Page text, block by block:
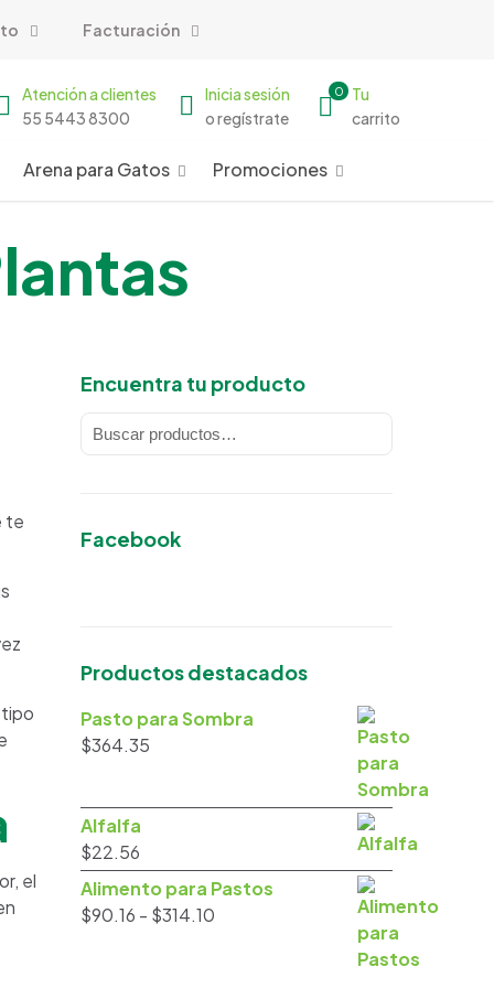
Facturación
Atención a clientes
55 5443 8300
Inicia sesión
o regístrate
0
Tu
carrito
Arena para Gatos Promociones
te
el
Encuentra tu producto
Facebook
Productos destacados
Pasto para Sombra
$364.35
Alfalfa
$22.56
Alimento para Pastos
$90.16 - $314.10